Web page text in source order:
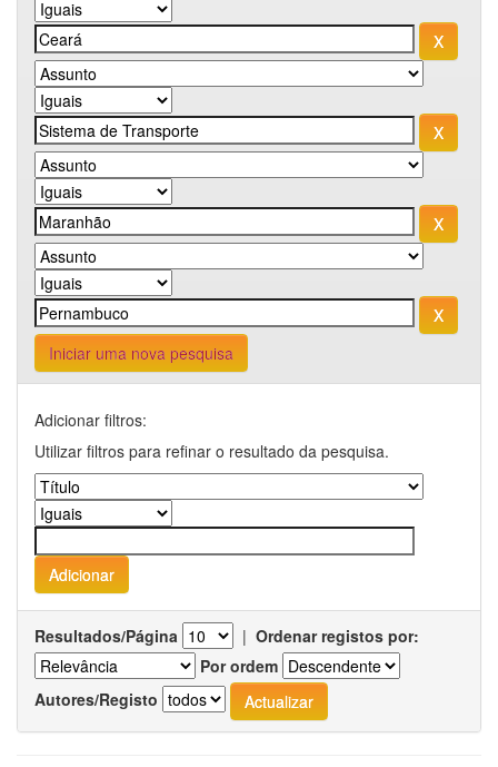
Iniciar uma nova pesquisa
Adicionar filtros:
Utilizar filtros para refinar o resultado da pesquisa.
Resultados/Página | Ordenar registos por:
Por ordem
Autores/Registo